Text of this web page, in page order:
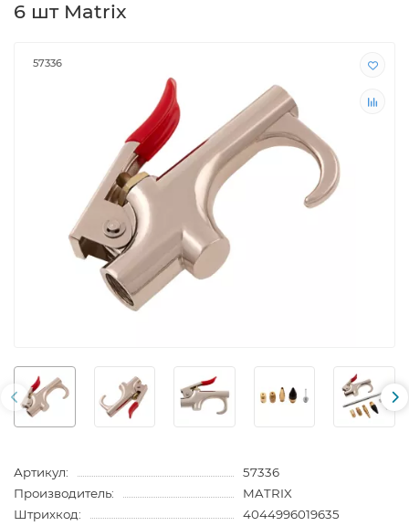
6 шт Matrix
57336
Артикул:
57336
Производитель:
MATRIX
Штрихкод:
4044996019635